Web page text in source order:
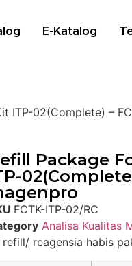
E-Katalog
ITP-02(Complete) –
Package
FCTK-ITP-02/RC
Analisa Kualitas
refill/ reagensia habis